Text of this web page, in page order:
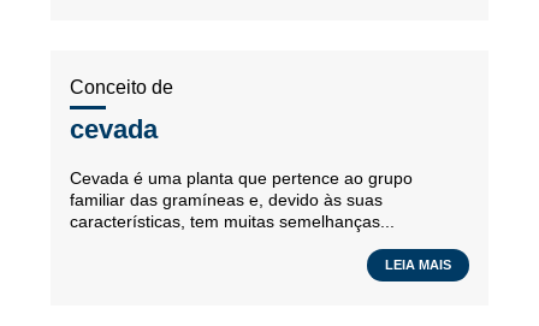
Conceito de
cevada
Cevada é uma planta que pertence ao grupo
familiar das gramíneas e, devido às suas
características, tem muitas semelhanças...
LEIA MAIS